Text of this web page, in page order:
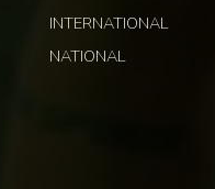
INTERNATIONAL
NATIONAL